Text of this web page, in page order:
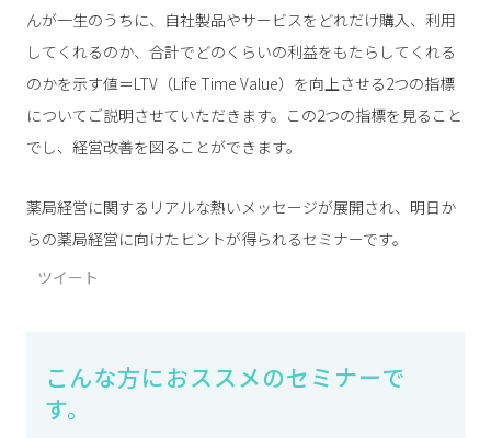
んが一生のうちに、自社製品やサービスをどれだけ購入、利用
してくれるのか、合計でどのくらいの利益をもたらしてくれる
のかを示す値＝LTV（Life Time Value）を向上させる2つの指標
についてご説明させていただきます。この2つの指標を見ること
でし、経営改善を図ることができます。
薬局経営に関するリアルな熱いメッセージが展開され、明日か
らの薬局経営に向けたヒントが得られるセミナーです。
ツイート
こんな方におススメのセミナーで
す。